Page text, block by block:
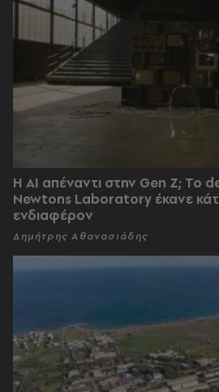
Η AI απέναντι στην Gen Z; Το
Newtons Laboratory έκανε
ενδιαφέρον
Δημήτρης Αθανασιάδης